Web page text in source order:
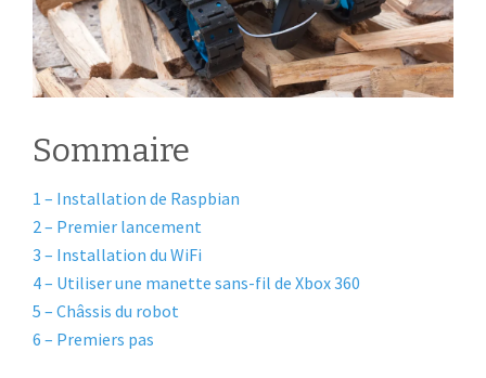
Sommaire
1 – Installation de Raspbian
2 – Premier lancement
3 – Installation du WiFi
4 – Utiliser une manette sans-fil de Xbox 360
5 – Châssis du robot
6 – Premiers pas